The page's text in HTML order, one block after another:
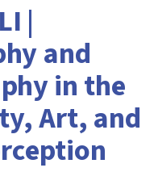
|
and
in the
Art, and